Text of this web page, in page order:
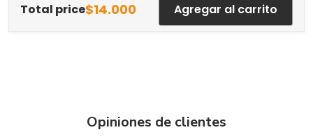
Total price$14.000 Agregar al carrito
Opiniones de clientes